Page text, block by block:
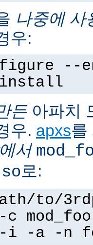
나중에 사
우:
--
install
든아파치
우. apxs를
서
로:
to/
i -a -n